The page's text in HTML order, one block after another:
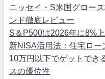
ニッセイ・S米国グロー
ンド徹底レビュー
S＆P500は2026年に8%
新NISA活用法：住宅ロー
10万円以下でゲットでき
スの優位性